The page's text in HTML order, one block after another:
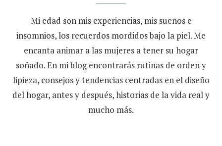
Mi edad son mis experiencias, mis sueños e
insomnios, los recuerdos mordidos bajo la piel. Me
encanta animar a las mujeres a tener su hogar
soñado. En mi blog encontrarás rutinas de orden y
lipieza, consejos y tendencias centradas en el diseño
del hogar, antes y después, historias de la vida real y
mucho más.